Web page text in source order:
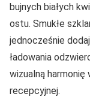
bujnych białych
ostu. Smukłe
jednocześnie
ładowania
wizualną harmonię
recepcyjnej.